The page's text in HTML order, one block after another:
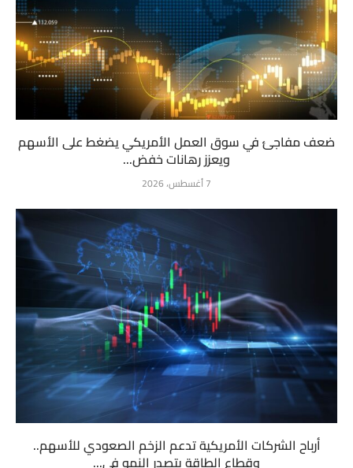
ضعف مفاجئ في سوق العمل الأمريكي يضغط على الأسهم
ويعزز رهانات خفض...
7 أغسطس، 2026
أرباح الشركات الأمريكية تدعم الزخم الصعودي للأسهم..
وقطاع الطاقة يتصدر النمو في...